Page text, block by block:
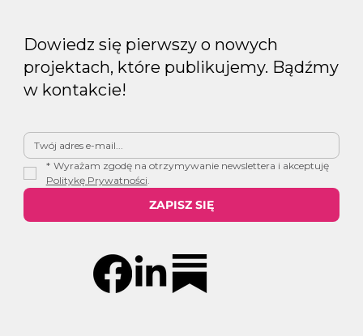
Dowiedz się pierwszy o nowych
projektach, które publikujemy. Bądźmy
w kontakcie!
*
Wyrażam zgodę na otrzymywanie newslettera i akceptuję
Politykę Prywatności
ZAPISZ SIĘ